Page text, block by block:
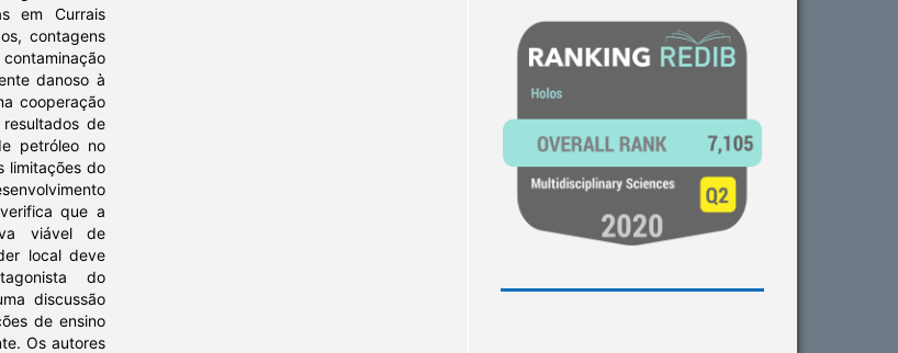
em Currais
contagens
danoso à
cooperação
de
petróleo no
limitações do
que a
viável de
local deve
do
discussão
de ensino
Os autores